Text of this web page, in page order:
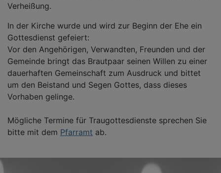
Verheißung.
In der Kirche wurde und wird zur Beginn der Ehe ein
Gottesdienst gefeiert:
Vor den Angehörigen, Verwandten, Freunden und der
Gemeinde bringt das Brautpaar seinen Willen zu einer
dauerhaften Gemeinschaft zum Ausdruck und bittet
um den Beistand und Segen Gottes, dass dieses
Vorhaben gelinge.
Mögliche Termine für Traugottesdienste sprechen Sie
bitte mit dem Pfarramt ab.